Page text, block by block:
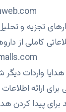
تجزیه و
واردات دیگر
ارائه
برای پیدا کردن